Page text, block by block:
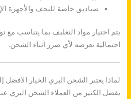
صناديق خاصة للتحف والأجهزة
يتم اختيار مواد التغليف بما يتناسب مع
احتمالية تعرضه لأي ضرر أثناء الشحن.
لماذا يعتبر الشحن البري الخيار الأفضل
يفضل الكثير من العملاء الشحن البري